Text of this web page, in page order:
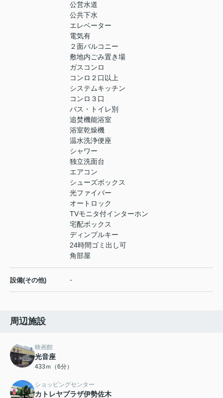
公営水道
公共下水
エレベーター
電気有
２面バルコニー
敷地内ごみ置き場
ガスコンロ
コンロ２口以上
システムキッチン
コンロ３口
バス・トイレ別
追焚機能浴室
浴室乾燥機
温水洗浄便座
シャワー
独立洗面台
エアコン
シューズボックス
光ファイバー
オートロック
TVモニタ付インターホン
宅配ボックス
ディンプルキー
24時間ゴミ出し可
角部屋
設備(その他) -
周辺施設
映画館
光音座
433ｍ（6分）
ショッピングセンター
カトレヤプラザ伊勢佐木